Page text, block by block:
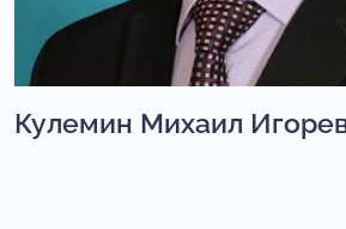
Кулемин Михаил